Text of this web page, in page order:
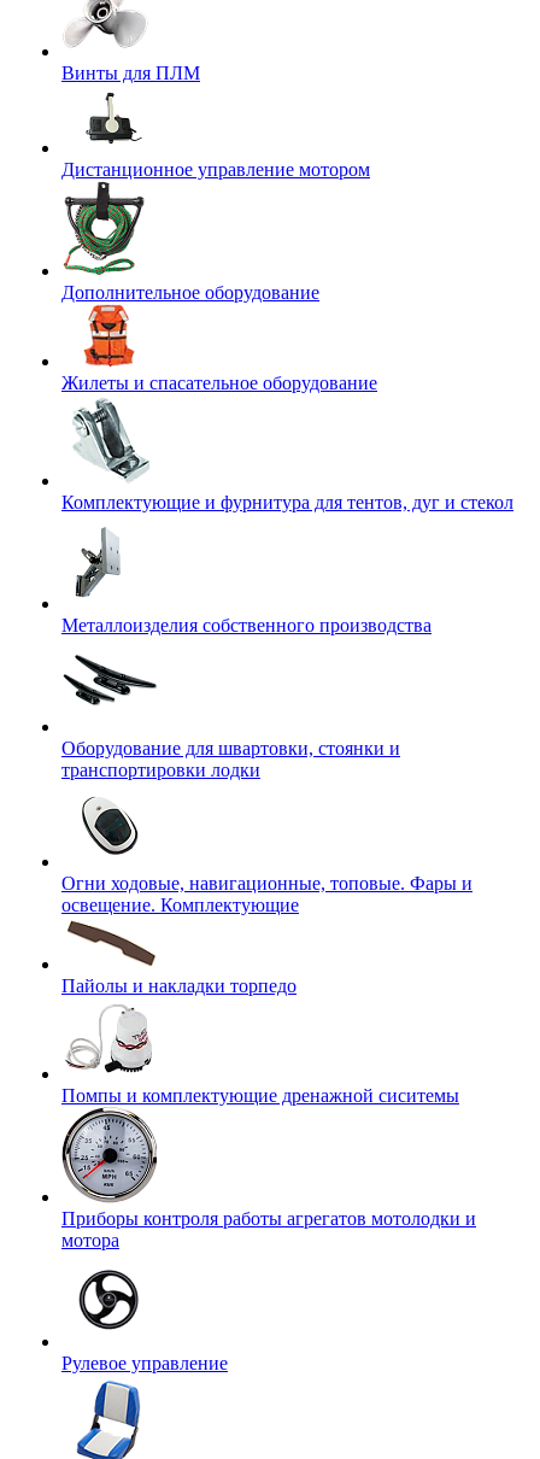
Винты для ПЛМ
Дистанционное управление мотором
Дополнительное оборудование
Жилеты и спасательное оборудование
Комплектующие и фурнитура для тентов, дуг и стекол
Металлоизделия собственного производства
Оборудование для швартовки, стоянки и
транспортировки лодки
Огни ходовые, навигационные, топовые. Фары и
освещение. Комплектующие
Пайолы и накладки торпедо
Помпы и комплектующие дренажной сиситемы
Приборы контроля работы агрегатов мотолодки и
мотора
Рулевое управление